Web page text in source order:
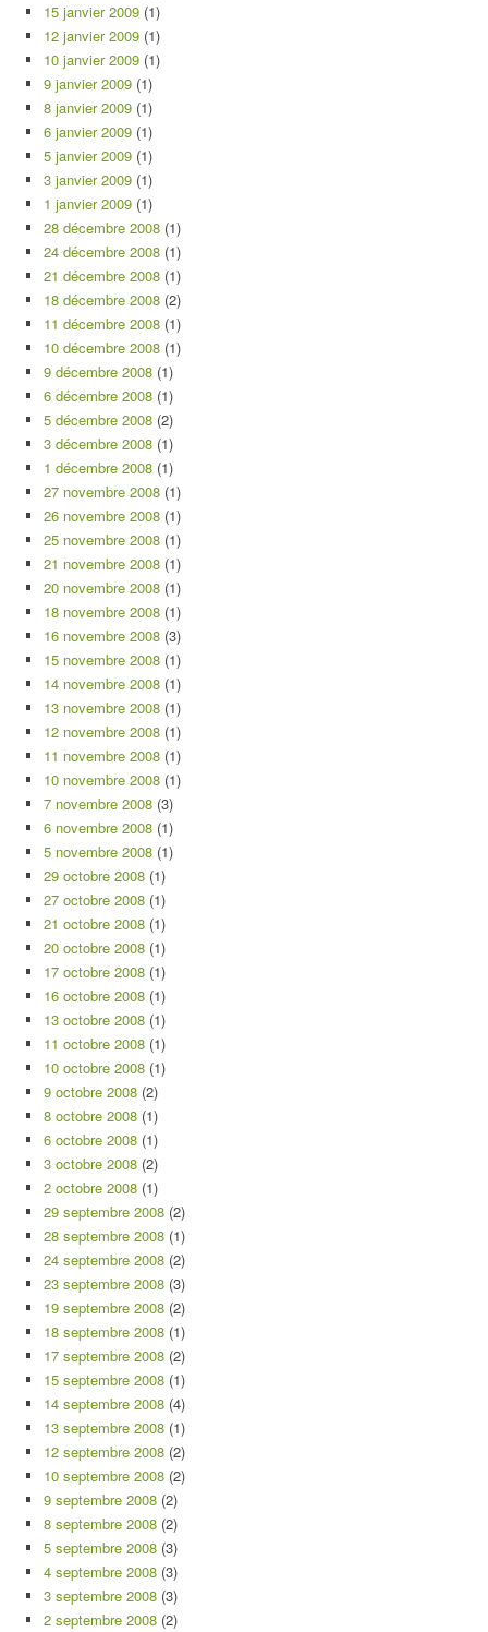
15 janvier 2009 (1)
12 janvier 2009 (1)
10 janvier 2009 (1)
9 janvier 2009 (1)
8 janvier 2009 (1)
6 janvier 2009 (1)
5 janvier 2009 (1)
3 janvier 2009 (1)
1 janvier 2009 (1)
28 décembre 2008 (1)
24 décembre 2008 (1)
21 décembre 2008 (1)
18 décembre 2008 (2)
11 décembre 2008 (1)
10 décembre 2008 (1)
9 décembre 2008 (1)
6 décembre 2008 (1)
5 décembre 2008 (2)
3 décembre 2008 (1)
1 décembre 2008 (1)
27 novembre 2008 (1)
26 novembre 2008 (1)
25 novembre 2008 (1)
21 novembre 2008 (1)
20 novembre 2008 (1)
18 novembre 2008 (1)
16 novembre 2008 (3)
15 novembre 2008 (1)
14 novembre 2008 (1)
13 novembre 2008 (1)
12 novembre 2008 (1)
11 novembre 2008 (1)
10 novembre 2008 (1)
7 novembre 2008 (3)
6 novembre 2008 (1)
5 novembre 2008 (1)
29 octobre 2008 (1)
27 octobre 2008 (1)
21 octobre 2008 (1)
20 octobre 2008 (1)
17 octobre 2008 (1)
16 octobre 2008 (1)
13 octobre 2008 (1)
11 octobre 2008 (1)
10 octobre 2008 (1)
9 octobre 2008 (2)
8 octobre 2008 (1)
6 octobre 2008 (1)
3 octobre 2008 (2)
2 octobre 2008 (1)
29 septembre 2008 (2)
28 septembre 2008 (1)
24 septembre 2008 (2)
23 septembre 2008 (3)
19 septembre 2008 (2)
18 septembre 2008 (1)
17 septembre 2008 (2)
15 septembre 2008 (1)
14 septembre 2008 (4)
13 septembre 2008 (1)
12 septembre 2008 (2)
10 septembre 2008 (2)
9 septembre 2008 (2)
8 septembre 2008 (2)
5 septembre 2008 (3)
4 septembre 2008 (3)
3 septembre 2008 (3)
2 septembre 2008 (2)